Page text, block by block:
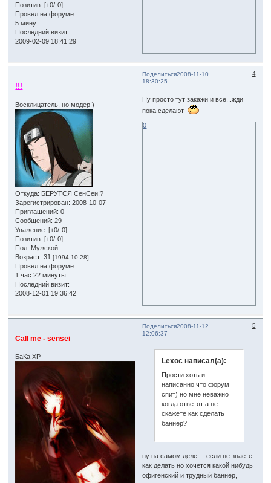
Позитив: [+0/-0]
Провел на форуме:
5 минут
Последний визит:
2009-02-09 18:41:29
Поделиться 4
2008-11-10
18:30:25
!!!
Восклицатель, но модер!)
Откуда: БЕРУТСЯ СенСеи!?
Зарегистрирован: 2008-10-07
Приглашений: 0
Сообщений: 29
Уважение: [+0/-0]
Позитив: [+0/-0]
Пол: Мужской
Возраст: 31[1994-10-28]
Провел на форуме:
1 час 22 минуты
Последний визит:
2008-12-01 19:36:42
Ну просто тут закажи и все...жди
пока сделают
0
Поделиться 5
2008-11-12
12:06:37
Call me - sensei
БаКа ХР Lexoc написал(а):
Прости хоть и
написанно что форум
спит) но мне неважно
когда ответят а не
скажете как сделать
баннер?
ну на самом деле.... если не знаете
как делать но хочется какой нибудь
офигенский и трудный баннер,